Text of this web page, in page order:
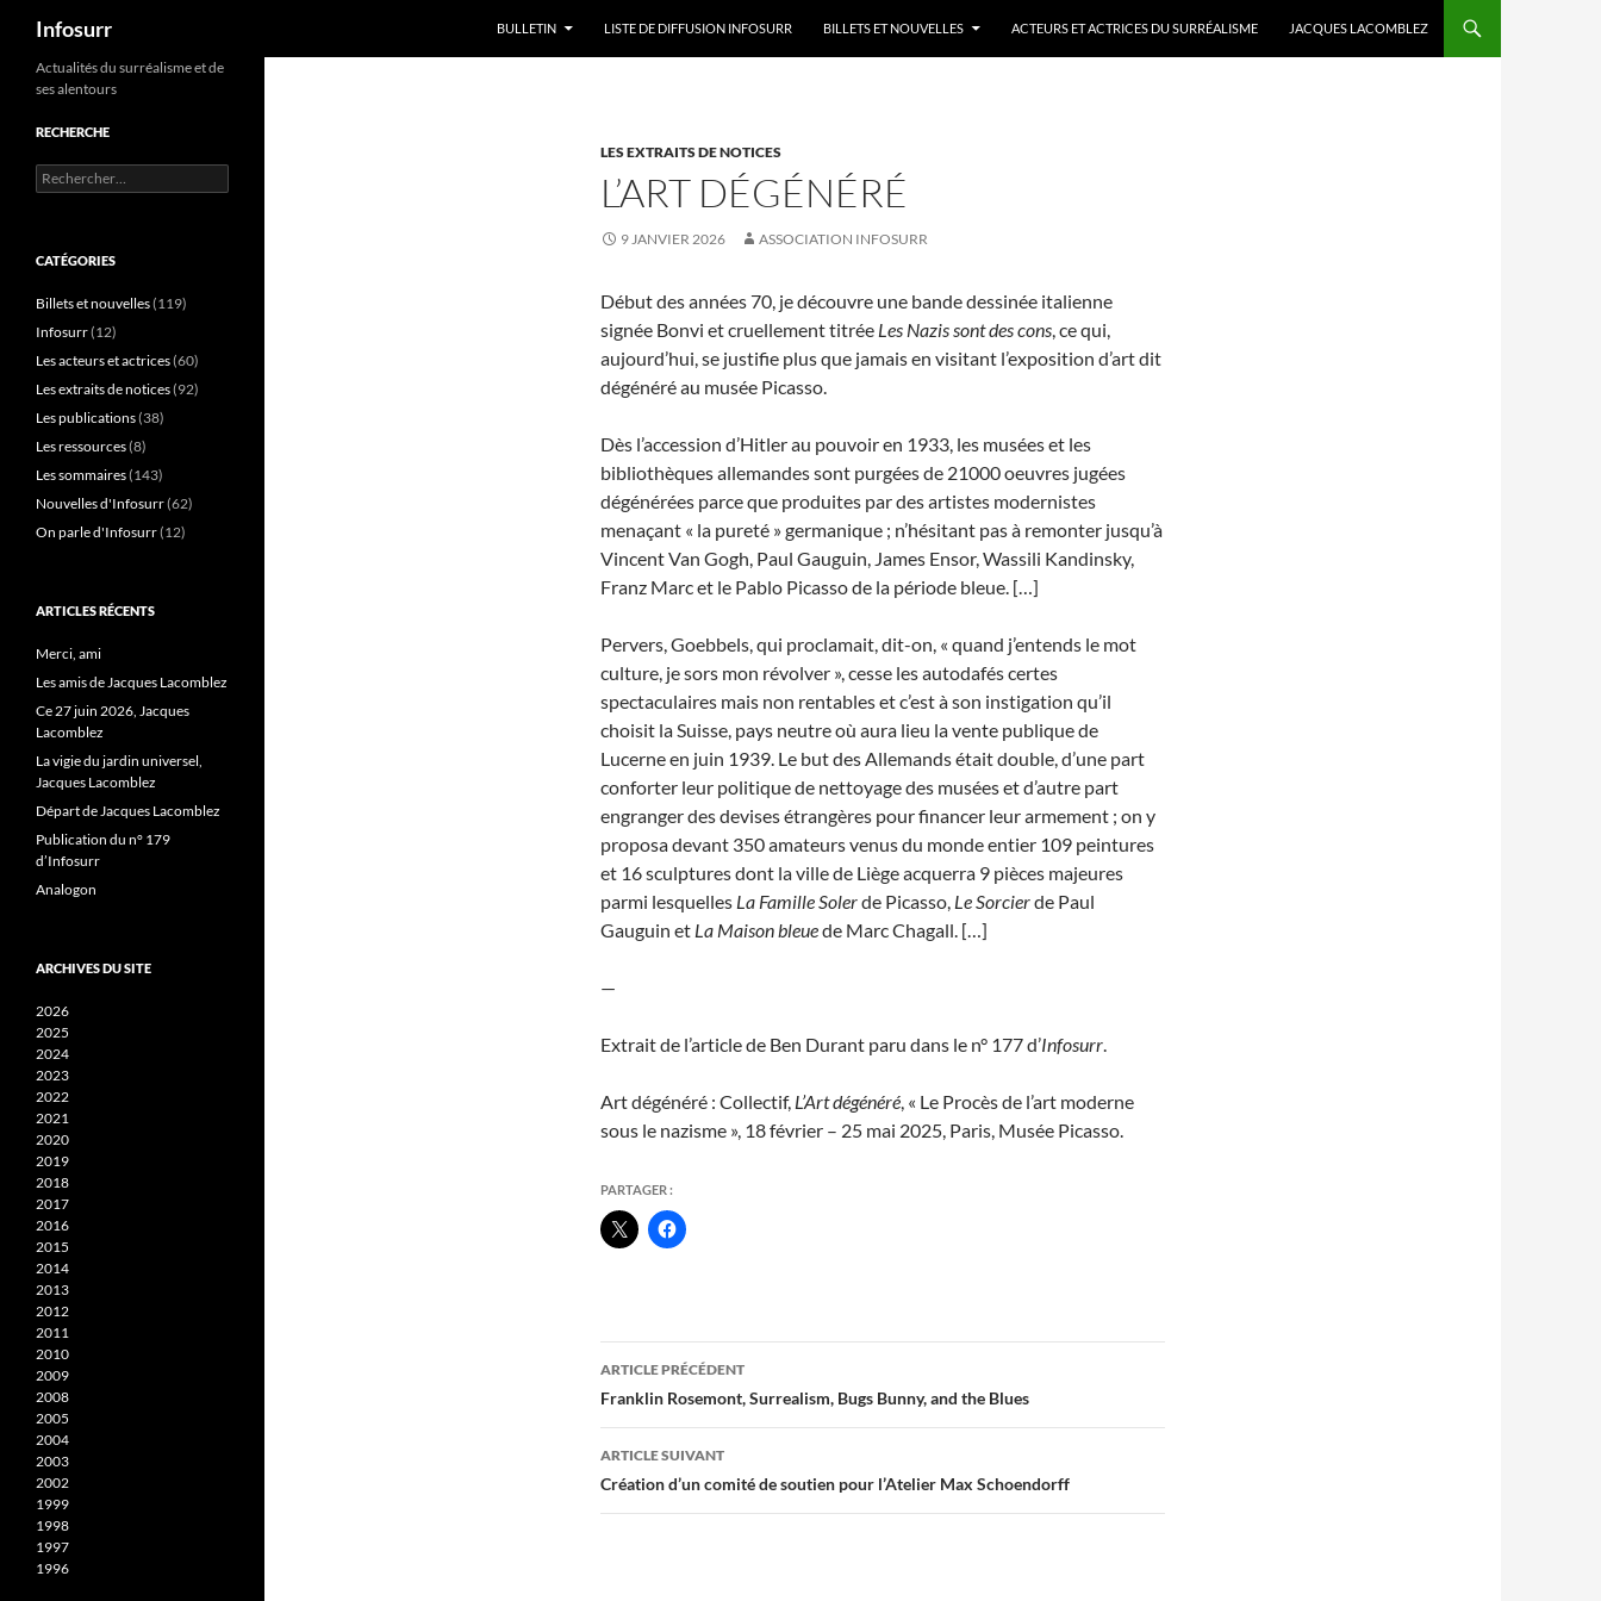
Aller
contenu
Infosurr BULLETIN LISTE DE DIFFUSION INFOSURR BILLETS ET NOUVELLES ACTEURS ET ACTRICES DU SURRÉALISME JACQUES LACOMBLEZ
LES EXTRAITS DE NOTICES
L’ART DÉGÉNÉRÉ
9 JANVIER 2026 ASSOCIATION INFOSURR
Début des années 70, je découvre une bande dessinée italienne
signée Bonvi et cruellement titrée Les Nazis sont des cons, ce qui,
aujourd’hui, se justifie plus que jamais en visitant l’exposition d’art dit
dégénéré au musée Picasso.
Dès l’accession d’Hitler au pouvoir en 1933, les musées et les
bibliothèques allemandes sont purgées de 21000 oeuvres jugées
dégénérées parce que produites par des artistes modernistes
menaçant « la pureté » germanique ; n’hésitant pas à remonter jusqu’à
Vincent Van Gogh, Paul Gauguin, James Ensor, Wassili Kandinsky,
Franz Marc et le Pablo Picasso de la période bleue. […]
Pervers, Goebbels, qui proclamait, dit-on, « quand j’entends le mot
culture, je sors mon révolver », cesse les autodafés certes
spectaculaires mais non rentables et c’est à son instigation qu’il
choisit la Suisse, pays neutre où aura lieu la vente publique de
Lucerne en juin 1939. Le but des Allemands était double, d’une part
conforter leur politique de nettoyage des musées et d’autre part
engranger des devises étrangères pour financer leur armement ; on y
proposa devant 350 amateurs venus du monde entier 109 peintures
et 16 sculptures dont la ville de Liège acquerra 9 pièces majeures
parmi lesquelles La Famille Solerde Picasso, Le Sorcierde Paul
Gauguin et La Maison bleuede Marc Chagall. […]
—
Extrait de l’article de Ben Durant paru dans le n° 177 d’Infosurr.
Art dégénéré : Collectif, L’Art dégénéré, « Le Procès de l’art moderne
sous le nazisme », 18 février – 25 mai 2025, Paris, Musée Picasso.
PARTAGER :
Navigation
des
articles
ARTICLE PRÉCÉDENT
Franklin Rosemont, Surrealism, Bugs Bunny, and the Blues
ARTICLE SUIVANT
Création d’un comité de soutien pour l’Atelier Max Schoendorff
Actualités du surréalisme et de
ses alentours
RECHERCHE
Rechercher :
CATÉGORIES
Billets et nouvelles(119)
Infosurr(12)
Les acteurs et actrices(60)
Les extraits de notices(92)
Les publications(38)
Les ressources(8)
Les sommaires(143)
Nouvelles d'Infosurr(62)
On parle d'Infosurr(12)
ARTICLES RÉCENTS
Merci, ami
Les amis de Jacques Lacomblez
Ce 27 juin 2026, Jacques
Lacomblez
La vigie du jardin universel,
Jacques Lacomblez
Départ de Jacques Lacomblez
Publication du n° 179
d’Infosurr
Analogon
ARCHIVES DU SITE
2026
2025
2024
2023
2022
2021
2020
2019
2018
2017
2016
2015
2014
2013
2012
2011
2010
2009
2008
2005
2004
2003
2002
1999
1998
1997
1996